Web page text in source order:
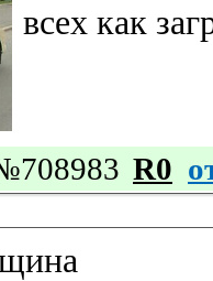
всех как
R0